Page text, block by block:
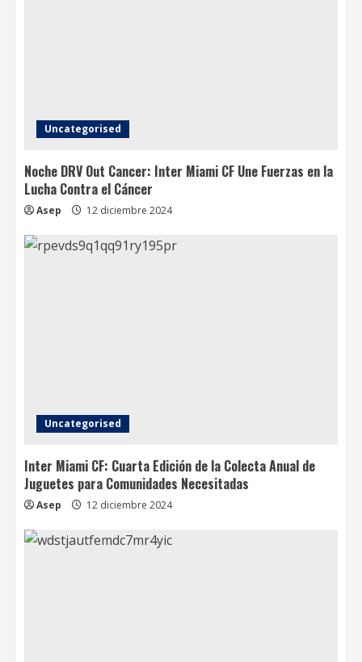
Uncategorised
Noche DRV Out Cancer: Inter Miami CF Une Fuerzas en la
Lucha Contra el Cáncer
Asep 12 diciembre 2024
Uncategorised
Inter Miami CF: Cuarta Edición de la Colecta Anual de
Juguetes para Comunidades Necesitadas
Asep 12 diciembre 2024